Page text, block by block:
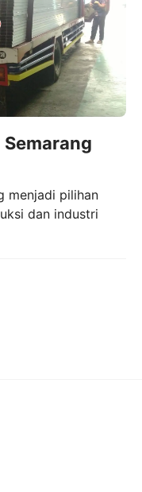
menjadi pilihan
dan industri